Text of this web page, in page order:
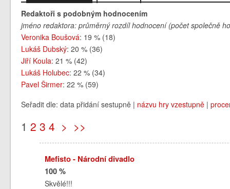
Redaktoři s podobným hodnocením
jméno redaktora: průměrný rozdíl hodnocení (počet společně
Veronika Boušová: 19 % (18)
Lukáš Dubský: 20 % (36)
Jiří Koula: 21 % (42)
Lukáš Holubec: 22 % (34)
Pavel Širmer: 22 % (59)
Seřadit dle: data přidání sestupně | názvu hry vzestupně |
1 2 3 4 > >>
Mefisto - Národní divadlo
100 %
Skvělé!!!